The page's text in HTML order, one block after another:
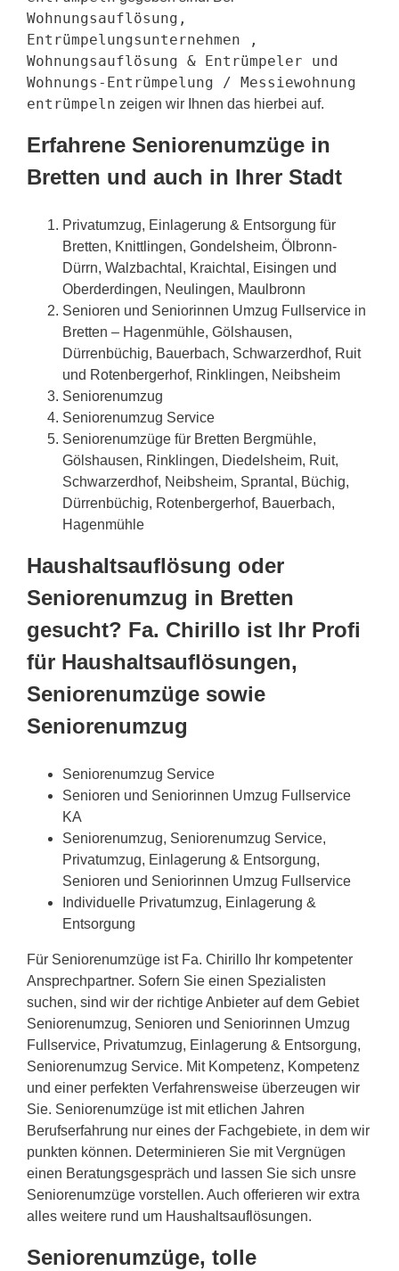
Wohnungsauflösung,
Entrümpelungsunternehmen ,
Wohnungsauflösung & Entrümpeler und
Wohnungs-Entrümpelung / Messiewohnung
entrümpeln zeigen wir Ihnen das hierbei auf.
Erfahrene Seniorenumzüge in
Bretten und auch in Ihrer Stadt
Privatumzug, Einlagerung & Entsorgung für
Bretten, Knittlingen, Gondelsheim, Ölbronn-
Dürrn, Walzbachtal, Kraichtal, Eisingen und
Oberderdingen, Neulingen, Maulbronn
Senioren und Seniorinnen Umzug Fullservice in
Bretten – Hagenmühle, Gölshausen,
Dürrenbüchig, Bauerbach, Schwarzerdhof, Ruit
und Rotenbergerhof, Rinklingen, Neibsheim
Seniorenumzug
Seniorenumzug Service
Seniorenumzüge für Bretten Bergmühle,
Gölshausen, Rinklingen, Diedelsheim, Ruit,
Schwarzerdhof, Neibsheim, Sprantal, Büchig,
Dürrenbüchig, Rotenbergerhof, Bauerbach,
Hagenmühle
Haushaltsauflösung oder
Seniorenumzug in Bretten
gesucht? Fa. Chirillo ist Ihr Profi
für Haushaltsauflösungen,
Seniorenumzüge sowie
Seniorenumzug
Seniorenumzug Service
Senioren und Seniorinnen Umzug Fullservice
KA
Seniorenumzug, Seniorenumzug Service,
Privatumzug, Einlagerung & Entsorgung,
Senioren und Seniorinnen Umzug Fullservice
Individuelle Privatumzug, Einlagerung &
Entsorgung
Für Seniorenumzüge ist Fa. Chirillo Ihr kompetenter
Ansprechpartner. Sofern Sie einen Spezialisten
suchen, sind wir der richtige Anbieter auf dem Gebiet
Seniorenumzug, Senioren und Seniorinnen Umzug
Fullservice, Privatumzug, Einlagerung & Entsorgung,
Seniorenumzug Service. Mit Kompetenz, Kompetenz
und einer perfekten Verfahrensweise überzeugen wir
Sie. Seniorenumzüge ist mit etlichen Jahren
Berufserfahrung nur eines der Fachgebiete, in dem wir
punkten können. Determinieren Sie mit Vergnügen
einen Beratungsgespräch und lassen Sie sich unsre
Seniorenumzüge vorstellen. Auch offerieren wir extra
alles weitere rund um Haushaltsauflösungen.
Seniorenumzüge, tolle